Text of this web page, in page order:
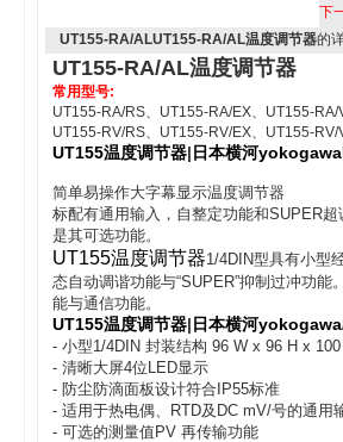
下
UT155-RA/ALUT155-RA/AL温度调节器的
UT155-RA/AL温度调节器
常用型号:
UT155-RA/RS、UT155-RA/EX、UT155-
UT155-RV/RS、UT155-RV/EX、UT155-
UT155温度调节器| 日本横河yokogawa
简单易操作大字幕显示温度调节器
标配有通用输入，自整定功能和SUPER
是其可选功能。
UT155温度调节器1/4DIN型具有小型
态自动调谐功能与“SUPER”抑制过冲功
能与通信功能。
UT155温度调节器| 日本横河yokogawa
- 小型1/4DIN 封装结构 96 W x 96 H x
- 清晰大屏4位LED显示
- 防尘防滴面板设计符合IP55标准
- 适用于热电偶、RTD及DC mV/号的通用
- 可选的测量值PV 再传输功能